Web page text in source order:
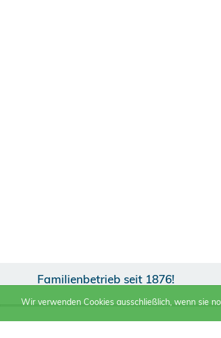
Familienbetrieb seit 1876!
Wir verwenden Cookies ausschließlich, wenn sie